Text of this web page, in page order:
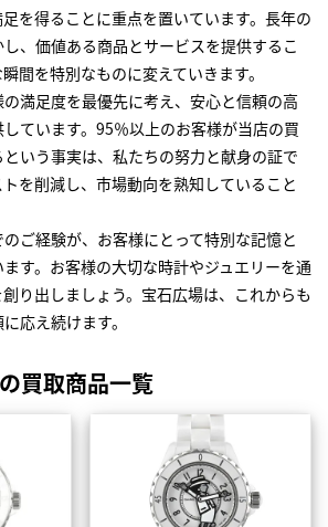
を得ることに重点を置いています。長年の
、価値ある商品とサービスを提供するこ
間を特別なものに変えていきます。
満足度を最優先に考え、安心と信頼の高
ています。95％以上のお客様が当店の買
いう事実は、私たちの努力と献身の証で
を削減し、市場動向を熟知していること
ご経験が、お客様にとって特別な記憶と
す。お客様の大切な時計やジュエリーを通
り出しましょう。宝石広場は、これからも
応え続けます。
買取商品一覧